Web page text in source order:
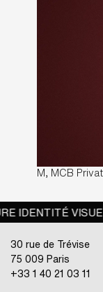
M, MCB
VISUELLE
30 rue de Trévise
75 009 Paris
+33 1 40 21 03 11